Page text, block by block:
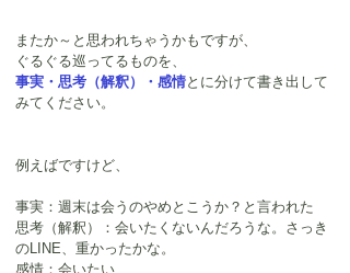
またか～と思われちゃうかもですが、
ぐるぐる巡ってるものを、
事実・思考（解釈）・感情とに分けて書き出して
みてください。
例えばですけど、
事実：週末は会うのやめとこうか？と言われた
思考（解釈）：会いたくないんだろうな。さっき
のLINE、重かったかな。
感情：会いたい